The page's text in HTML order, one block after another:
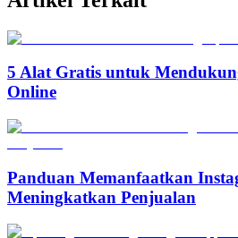
5 Alat Gratis untuk
Online
Panduan Memanfaatkan
Meningkatkan Penjualan